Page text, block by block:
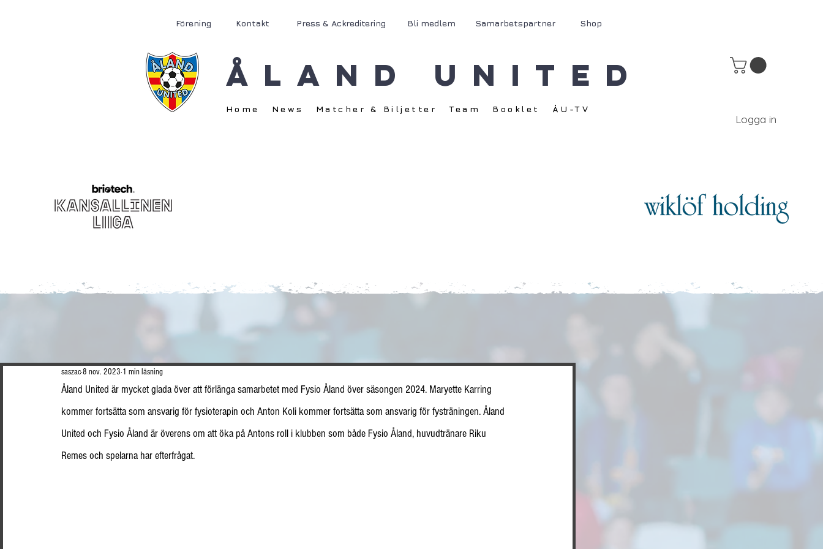
Förening Kontakt Press & Ackreditering Bli medlem Samarbetspartner Shop
Åland United
Home News Matcher & Biljetter Team Booklet ÅU-TV
Logga in
saszac8 nov. 2023 1 min läsning
Åland United är mycket glada över att förlänga samarbetet med Fysio Åland över säsongen 2024. Maryette Karring
kommer fortsätta som ansvarig för fysioterapin och Anton Koli kommer fortsätta som ansvarig för fysträningen. Åland
United och Fysio Åland är överens om att öka på Antons roll i klubben som både Fysio Åland, huvudtränare Riku
Remes och spelarna har efterfrågat.